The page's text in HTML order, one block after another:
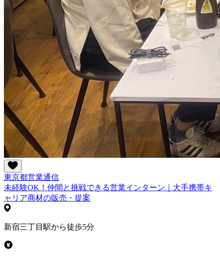
東京都営業通信
未経験OK！仲間と挑戦できる営業インターン｜大手携帯キ
ャリア商材の販売・提案
新宿三丁目駅から徒歩5分